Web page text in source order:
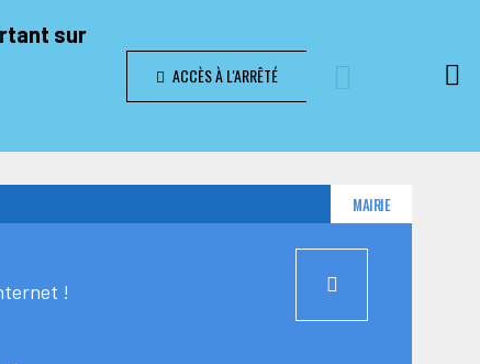
sur
ACCÈS À L'ARRÊTÉ
MAIRIE
!